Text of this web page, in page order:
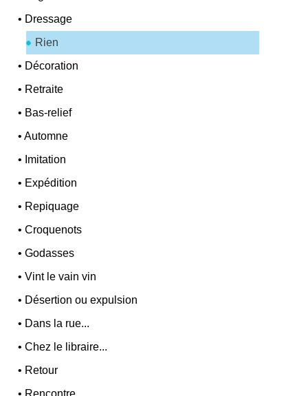
• Dressage
Rien
• Décoration
• Retraite
• Bas-relief
•Automne
• Imitation
• Expédition
• Repiquage
•Croquenots
•Godasses
•Vint le vain vin
• Désertion ou expulsion
• Dans la rue...
•Chez le libraire...
• Retour